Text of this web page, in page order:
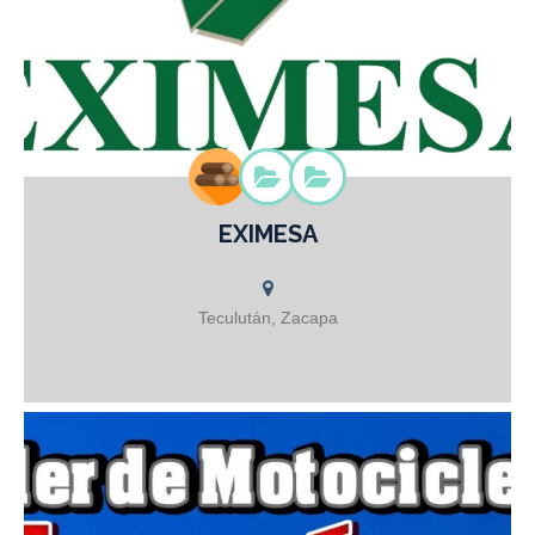
MADERA Y SUS DERIVADOS
EXIMESA
Teculután, Zacapa